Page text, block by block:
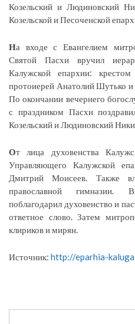
Козельский и Людиновский
Козельской и Песоченской
На входе с Евангелием
Святой Пасхи вручил
Калужской епархии:
протоиерей Анатолий Шутько
По окончании вечернего
с праздником Пасхи
Козельский и Людиновский
От лица духовенства
Управляющего Калужской
Дмитрий Моисеев. Также
православной гимназии.
поблагодарил духовенство и
ответное слово. Затем
клириков и мирян.
Источник: http://eparhia-